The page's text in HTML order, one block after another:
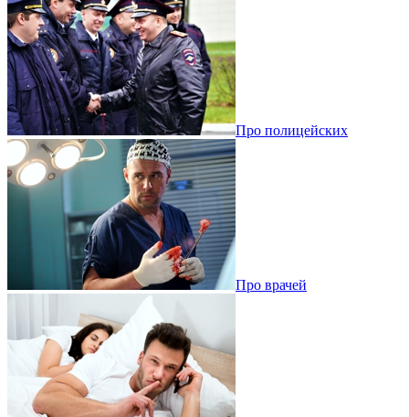
Про полицейских
Про врачей